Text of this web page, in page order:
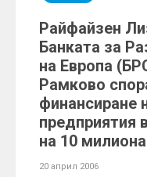
Райфайзен
Банката за
на Европа
Рамково
финансиране
предприятия
на 10
20 април 2006